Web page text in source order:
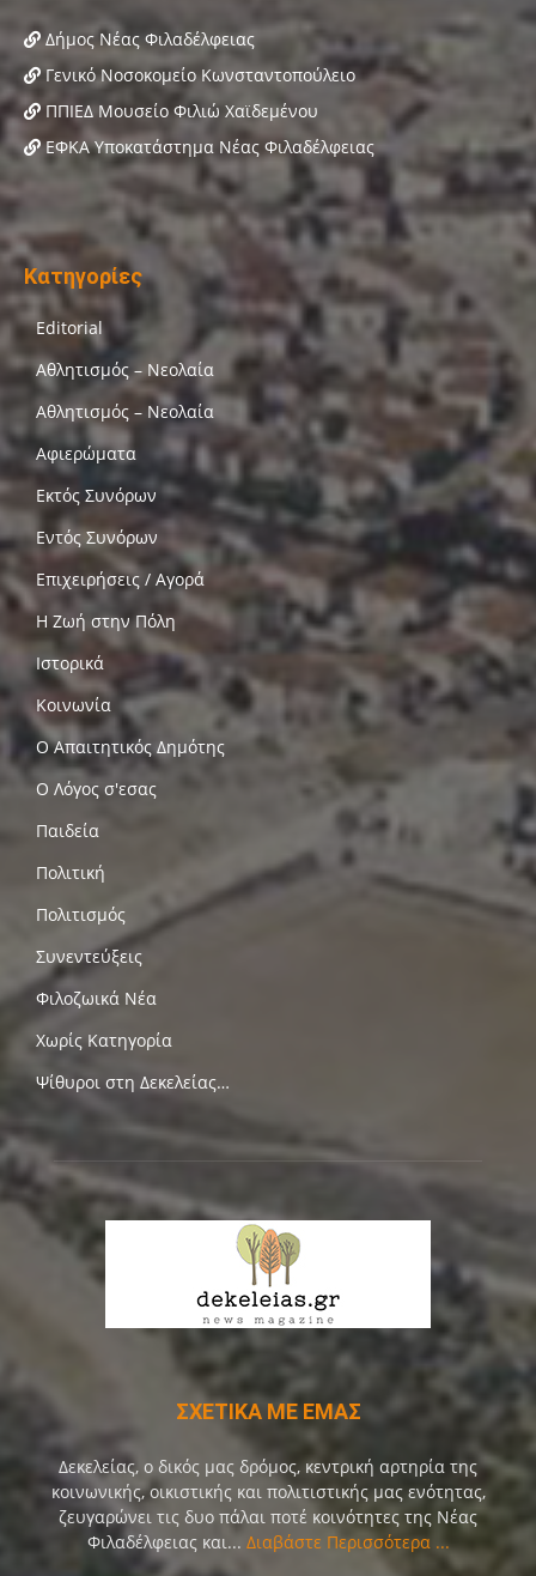
Δήμος Νέας Φιλαδέλφειας
Γενικό Νοσοκομείο Κωνσταντοπούλειο
ΠΠΙΕΔ Μουσείο Φιλιώ Χαϊδεμένου
ΕΦΚΑ Υποκατάστημα Νέας Φιλαδέλφειας
Κατηγορίες
Editorial
Αθλητισμός – Νεολαία
Αθλητισμός – Νεολαία
Αφιερώματα
Εκτός Συνόρων
Εντός Συνόρων
Επιχειρήσεις / Αγορά
Η Ζωή στην Πόλη
Ιστορικά
Κοινωνία
Ο Απαιτητικός Δημότης
Ο Λόγος σ'εσας
Παιδεία
Πολιτική
Πολιτισμός
Συνεντεύξεις
Φιλοζωικά Νέα
Χωρίς Κατηγορία
Ψίθυροι στη Δεκελείας…
ΣΧΕΤΙΚΑ ΜΕ ΕΜΑΣ
Δεκελείας, ο δικός μας δρόμος, κεντρική αρτηρία της
κοινωνικής, οικιστικής και πολιτιστικής μας ενότητας,
ζευγαρώνει τις δυο πάλαι ποτέ κοινότητες της Νέας
Φιλαδέλφειας και... Διαβάστε Περισσότερα ...